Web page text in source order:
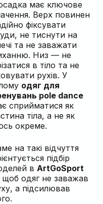
має ключове
Верх повинен
фіксувати
не тиснути на
та не заважати
Низ — не
в тіло та не
рухів. У
одяг для
pole dance
сприйматися як
тіла, а не як
окреме.
на такі відчуття
підбір
в ArtGoSport
одяг не заважав
а підсилював